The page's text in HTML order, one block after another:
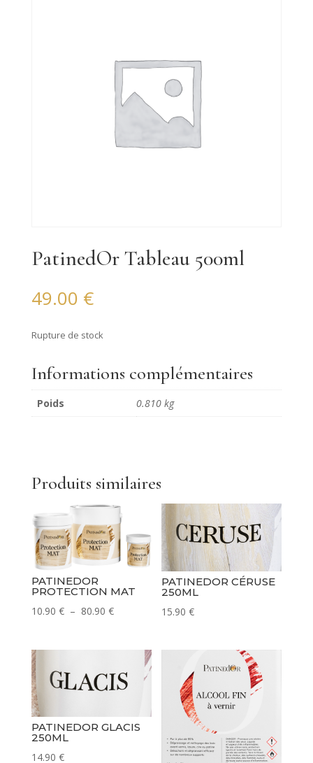
PatinedOr Tableau 500ml
49.00 €
Rupture de stock
Informations complémentaires
Poids 0.810 kg
Produits similaires
PATINEDOR
PROTECTION MAT
10.90 € – 80.90 €Plage
10.90 €
à
PATINEDOR CÉRUSE
250ML
15.90€
PATINEDOR GLACIS
250ML
14.90 €